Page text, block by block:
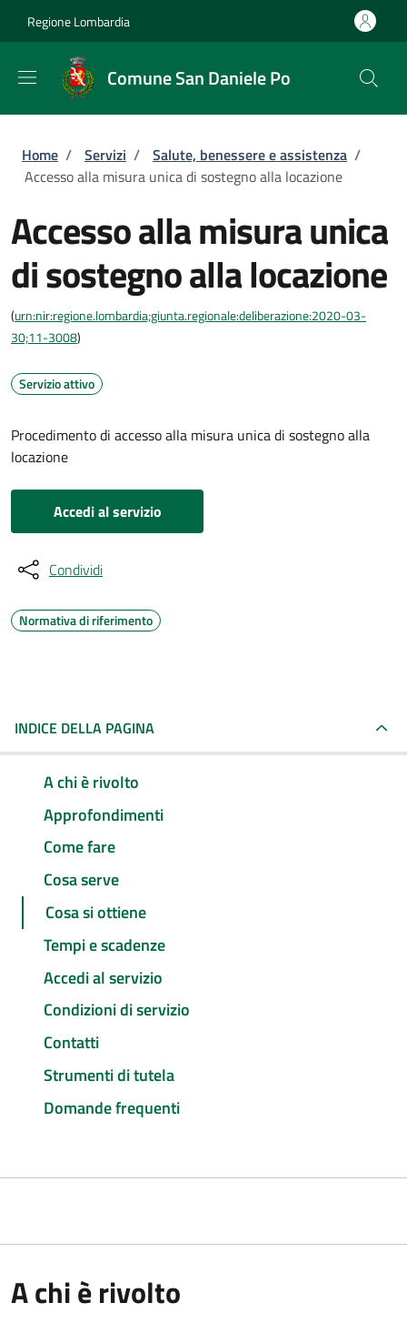
Regione Lombardia
Comune San Daniele Po
Briciole di pane
Home / Servizi / Salute, benessere e assistenza /
Accesso alla misura unica di sostegno alla locazione
Accesso alla misura unica
di sostegno alla locazione
(urn:nir:regione.lombardia;giunta.regionale:deliberazione:2020-03-
30;11-3008)
Servizio attivo
Procedimento di accesso alla misura unica di sostegno alla
locazione
Accedi al servizio
Condividi
Normativa di riferimento
INDICE DELLA PAGINA
A chi è rivolto
Approfondimenti
Come fare
Cosa serve
Cosa si ottiene
Tempi e scadenze
Accedi al servizio
Condizioni di servizio
Contatti
Strumenti di tutela
Domande frequenti
A chi è rivolto